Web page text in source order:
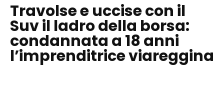
Travolse e uccise con il
Suv il ladro della borsa:
condannata a 18 anni
l’imprenditrice viareggina